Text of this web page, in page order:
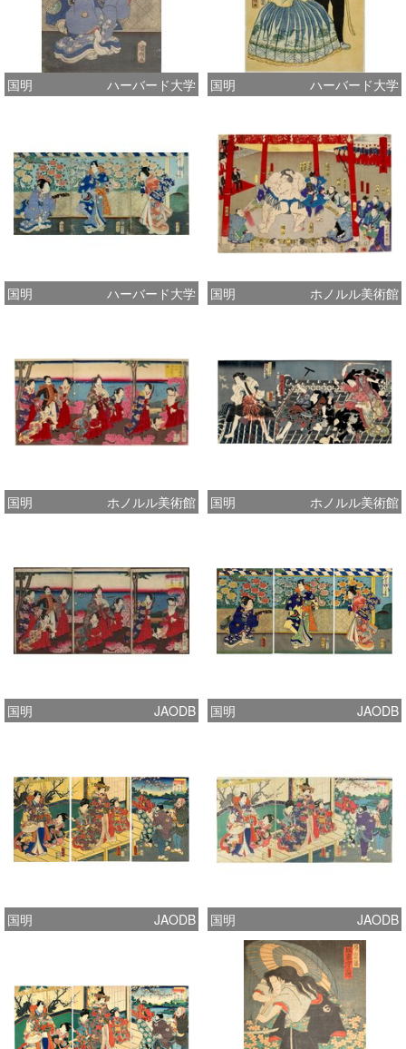
国明 ハーバード大学 国明 ハーバード大学
国明 ハーバード大学 国明 ホノルル美術館
国明 ホノルル美術館 国明 ホノルル美術館
国明 JAODB 国明 JAODB
国明 JAODB 国明 JAODB